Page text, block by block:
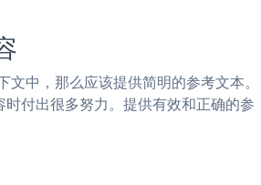
中，那么应该提供简明的参考文本。
付出很多努力。提供有效和正确的参